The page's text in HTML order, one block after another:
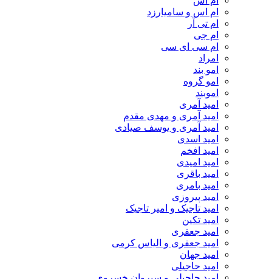
ام اس و سامیارزد
ام تی آر
ام جی
ام سی ای سی
امراد
امو بند
امو گروه
اموبند
امید آمری
امید آمری و مهدی مقدم
امید آمری و یوسف صیادی
امید اسدی
امید افخم
امید امیدی
امید باقری
امید بامری
امید پیروزی
امید تاجیک و امیر تاجیک
امید تکین
امید جعفری
امید جعفری و الیاس کرمی
امید جهان
امید حاجیلی